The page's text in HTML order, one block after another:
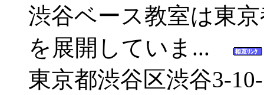
渋谷ベース教室は東
を展開していま...
東京都渋谷区渋谷3-